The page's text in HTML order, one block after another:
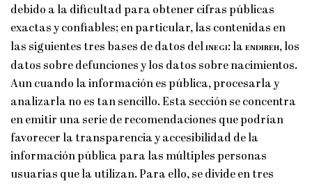
debido a la dificultad para obtener cifras públicas
exactas y confiables; en particular, las contenidas en
las siguientes tres bases de datos delinegi: la endireh, los
datos sobre defunciones y los datos sobre nacimientos.
Aun cuando la información es pública, procesarla y
analizarla no es tan sencillo. Esta sección se concentra
en emitir una serie de recomendaciones que podrían
favorecer la transparencia y accesibilidad de la
información pública para las múltiples personas
usuarias que la utilizan. Para ello, se divide en tres